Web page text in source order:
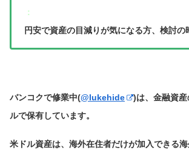
：
円安で資産の目減りが気になる方、検討の
バンコクで修業中(@lukehide
)は、金融資
ルで保有しています。
米ドル資産は、海外在住者だけが加入できる海